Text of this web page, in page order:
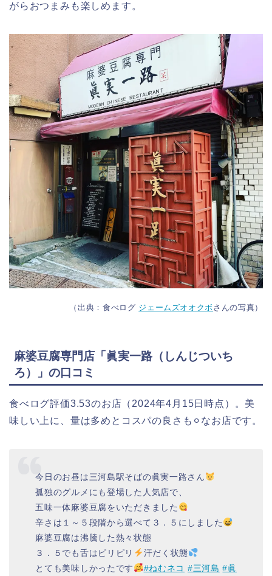
がらおつまみも楽しめます。
（出典：食べログ ジェームズオオクボさんの写真）
麻婆豆腐専門店「眞実一路（しんじついち
ろ）」の口コミ
食べログ評価3.53のお店（2024年4月15日時点）。美
味しい上に、量は多めとコスパの良さも⚪︎なお店です。
今日のお昼は三河島駅そばの眞実一路さん
孤独のグルメにも登場した人気店で、
五味一体麻婆豆腐をいただきました
辛さは１～５段階から選べて３．５にしました
麻婆豆腐は沸騰した熱々状態
３．５でも舌はピリピリ
汗だく状態
とても美味しかったです
#ねむネコ #三河島 #眞